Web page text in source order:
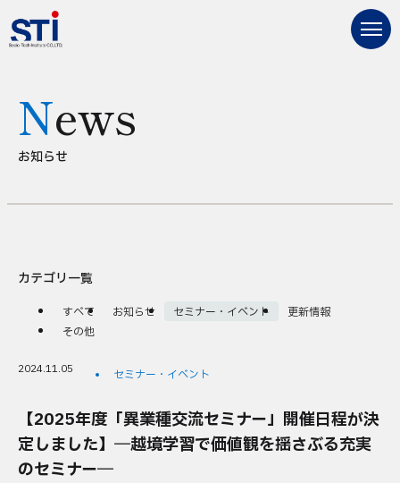
News
お知らせ
2024.11.05 セミナー・イベント
【2025年度「異業種交流セミナー」開催日程が決
定しました】―越境学習で価値観を揺さぶる充実
のセミナー―
カテゴリ一覧
すべて お知らせ セミナー・イベント
更新情報
その他